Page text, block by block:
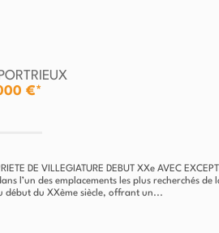
€*
DE VILLEGIATURE DEBUT XXe AVEC
l’un des emplacements les plus recherchés
début du XXème siècle, offrant un...